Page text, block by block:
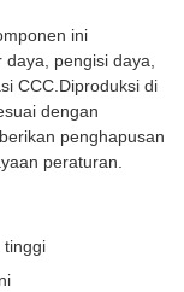
ini
pengisi daya,
CCC.Diproduksi di
dengan
penghapusan
peraturan.
tinggi